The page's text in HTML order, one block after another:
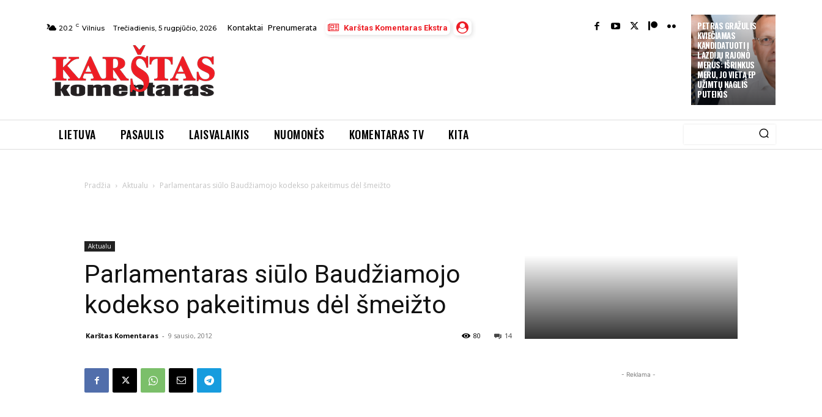
PETRAS GRAŽULIS
KVIEČIAMAS
KANDIDATUOTI Į
LAZDIJŲ RAJONO
MERUS: IŠRINKUS
MERU, JO VIETĄ EP
UŽIMTŲ NAGLIS
PUTEIKIS
20.2 C Vilnius Trečiadienis, 5 rugpjūčio, 2026 Kontaktai Prenumerata Karštas Komentaras Ekstra
LIETUVA PASAULIS LAISVALAIKIS NUOMONĖS KOMENTARAS TV KITA
Pradžia Aktualu Parlamentaras siūlo Baudžiamojo kodekso pakeitimus dėl šmeižto
Aktualu
Parlamentaras siūlo Baudžiamojo
kodekso pakeitimus dėl šmeižto
Karštas Komentaras - 9 sausio, 2012 14
80
- Reklama -